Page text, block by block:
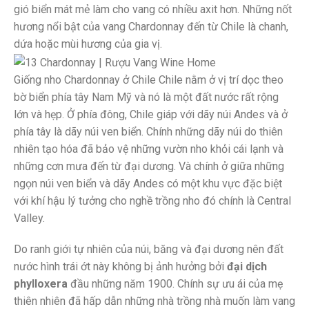
gió biển mát mẻ làm cho vang có nhiều axit hơn. Những nốt
hương nổi bật của vang Chardonnay đến từ Chile là chanh,
dứa hoặc mùi hương của gia vị.
Giống nho Chardonnay ở Chile Chile nằm ở vị trí dọc theo
bờ biển phía tây Nam Mỹ và nó là một đất nước rất rộng
lớn và hẹp. Ở phía đông, Chile giáp với dãy núi Andes và ở
phía tây là dãy núi ven biển. Chính những dãy núi do thiên
nhiên tạo hóa đã bảo vệ những vườn nho khỏi cái lạnh và
những cơn mưa đến từ đại dương. Và chính ở giữa những
ngọn núi ven biển và dãy Andes có một khu vực đặc biệt
với khí hậu lý tưởng cho nghề trồng nho đó chính là Central
Valley.
Do ranh giới tự nhiên của núi, băng và đại dương nên đất
nước hình trái ớt này không bị ảnh hưởng bởi đại dịch
phylloxera đầu những năm 1900. Chính sự ưu ái của mẹ
thiên nhiên đã hấp dẫn những nhà trồng nhà muốn làm vang